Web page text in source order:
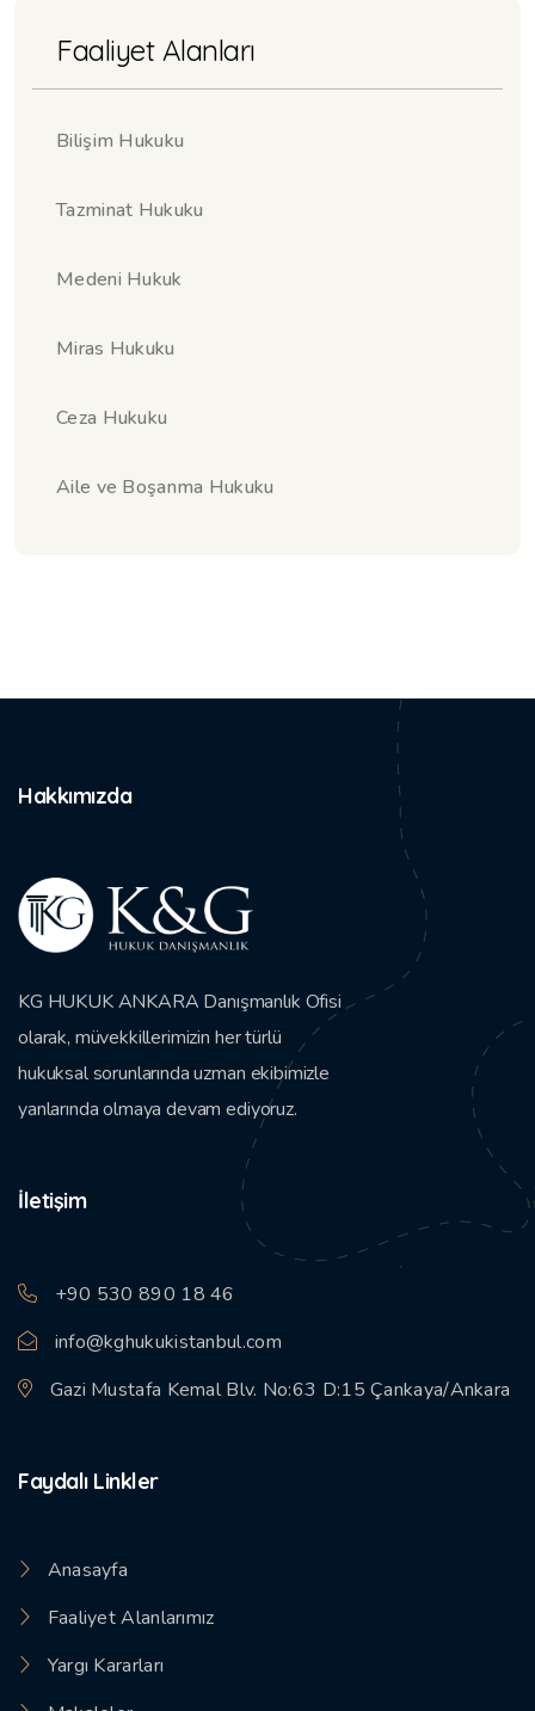
Faaliyet Alanları
Bilişim Hukuku
Tazminat Hukuku
Medeni Hukuk
Miras Hukuku
Ceza Hukuku
Aile ve Boşanma Hukuku
Hakkımızda
KG HUKUK ANKARA Danışmanlık Ofisi
olarak, müvekkillerimizin her türlü
hukuksal sorunlarında uzman ekibimizle
yanlarında olmaya devam ediyoruz.
İletişim
+90 530 890 18 46
info@kghukukistanbul.com
Gazi Mustafa Kemal Blv. No:63 D:15 Çankaya/Ankara
Faydalı Linkler
Anasayfa
Faaliyet Alanlarımız
Yargı Kararları